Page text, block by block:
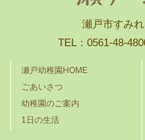
瀬戸市すみ
TEL：0561-48-
瀬戸幼稚園HOME
ごあいさつ
幼稚園のご案内
1日の生活